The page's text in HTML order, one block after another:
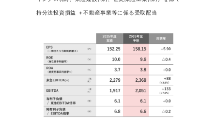
持分法投資損益 ＋不動産事業等に係る受取配当